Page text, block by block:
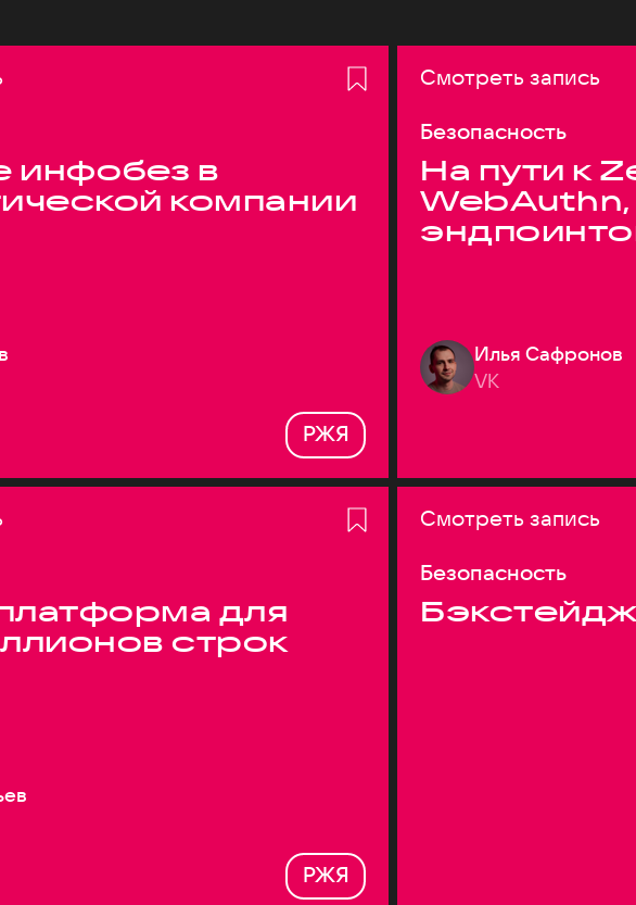
инфобез в
компании
РЖЯ
Смотреть запись
Безопасность
На пути к
Илья Сафронов
VK
для
строк
РЖЯ
Смотреть запись
Безопасность
Бэкстейдж